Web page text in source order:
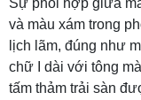
và màu xám trong
lịch lãm, đúng như
chữ I dài với tông
tấm thảm trải sàn